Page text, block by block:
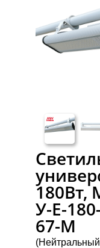
180Вт,
У-Е-
67-М